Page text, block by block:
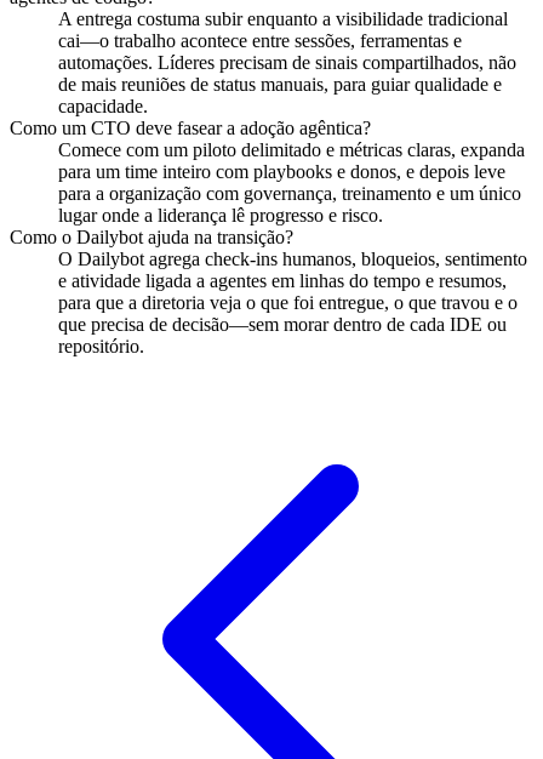
A entrega costuma subir enquanto a visibilidade tradicional
cai—o trabalho acontece entre sessões, ferramentas e
automações. Líderes precisam de sinais compartilhados, não
de mais reuniões de status manuais, para guiar qualidade e
capacidade.
Como um CTO deve fasear a adoção agêntica?
Comece com um piloto delimitado e métricas claras, expanda
para um time inteiro com playbooks e donos, e depois leve
para a organização com governança, treinamento e um único
lugar onde a liderança lê progresso e risco.
Como o Dailybot ajuda na transição?
O Dailybot agrega check-ins humanos, bloqueios, sentimento
e atividade ligada a agentes em linhas do tempo e resumos,
para que a diretoria veja o que foi entregue, o que travou e o
que precisa de decisão—sem morar dentro de cada IDE ou
repositório.